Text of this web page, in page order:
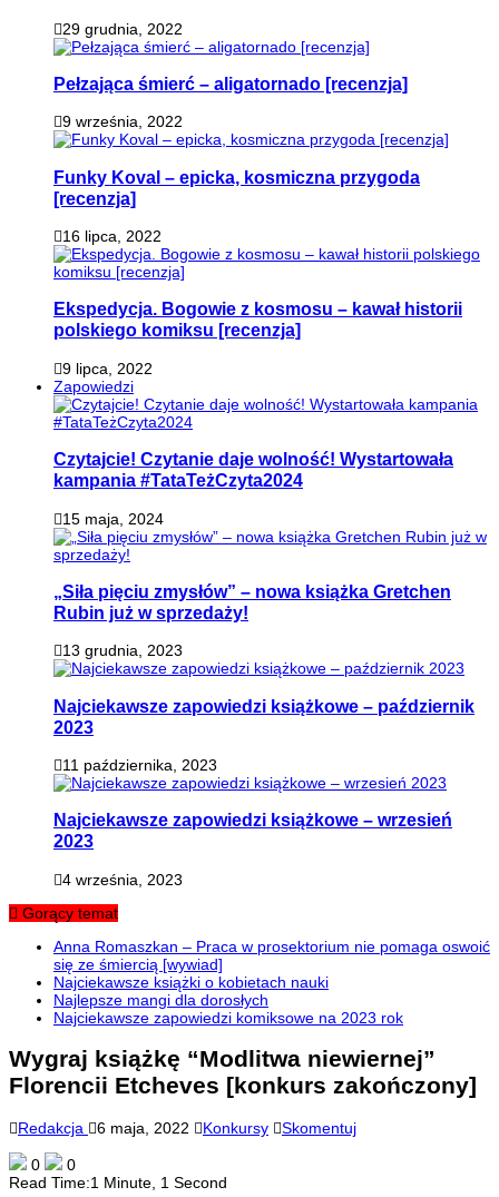
29 grudnia, 2022
Pełzająca śmierć – aligatornado [recenzja]
9 września, 2022
Funky Koval – epicka, kosmiczna przygoda
[recenzja]
16 lipca, 2022
Ekspedycja. Bogowie z kosmosu – kawał historii
polskiego komiksu [recenzja]
9 lipca, 2022
Zapowiedzi
Czytajcie! Czytanie daje wolność! Wystartowała
kampania #TataTeżCzyta2024
15 maja, 2024
„Siła pięciu zmysłów” – nowa książka Gretchen
Rubin już w sprzedaży!
13 grudnia, 2023
Najciekawsze zapowiedzi książkowe – październik
2023
11 października, 2023
Najciekawsze zapowiedzi książkowe – wrzesień
2023
4 września, 2023
Gorący temat
Anna Romaszkan – Praca w prosektorium nie pomaga oswoić
się ze śmiercią [wywiad]
Najciekawsze książki o kobietach nauki
Najlepsze mangi dla dorosłych
Najciekawsze zapowiedzi komiksowe na 2023 rok
Wygraj książkę “Modlitwa niewiernej”
Florencii Etcheves [konkurs zakończony]
Redakcja 6 maja, 2022 Konkursy Skomentuj
0
0
Read Time:1 Minute, 1 Second